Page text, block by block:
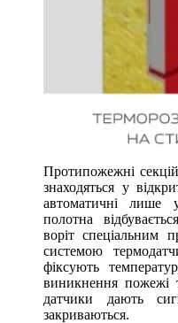
Протипожежні
знаходяться у
автоматичні лише
полотна
воріт спеціальним
системою
фіксують
виникнення пожежі
датчики дають
закриваються.